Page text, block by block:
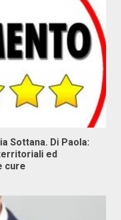
Sottana. Di Paola:
ed
cure